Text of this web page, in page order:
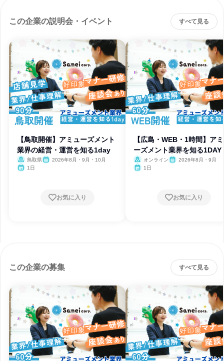
この企業の説明会・イベント すべて見る
【鳥取開催】アミューズメント
業界の経営・運営を知る1day
鳥取県
2026年8月・9月・10月
1日
お気に入り
【広島・WEB・1時間】ア
ーズメント業界を知る1DAY
オンライン
2026年8月・9月
1日
お気に入り
この企業の募集 すべて見る